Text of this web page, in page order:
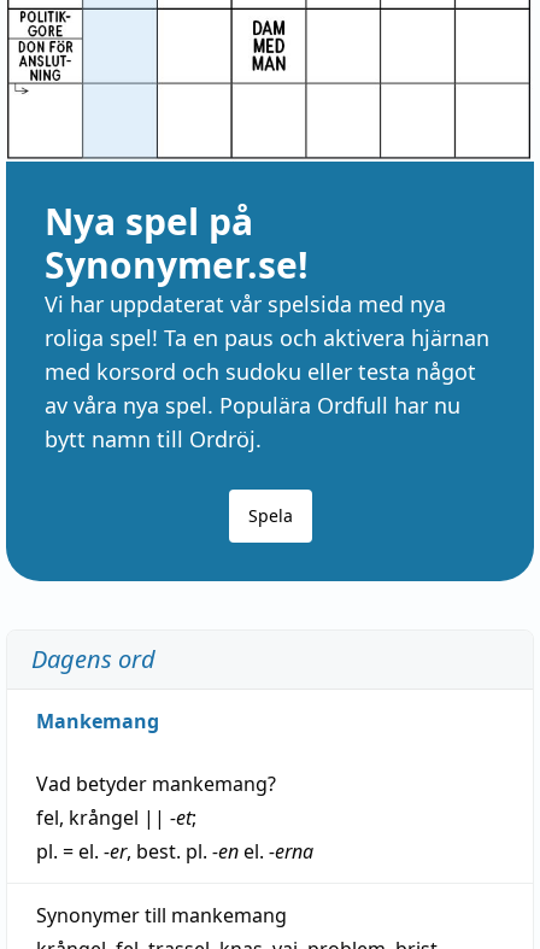
Nya spel på
Synonymer.se!
Vi har uppdaterat vår spelsida med nya
roliga spel! Ta en paus och aktivera hjärnan
med korsord och sudoku eller testa något
av våra nya spel. Populära Ordfull har nu
bytt namn till Ordröj.
Spela
Dagens ord
Mankemang
Vad betyder mankemang?
fel, krångel || -et;
pl. = el. -er, best. pl. -enel. -erna
Synonymer till mankemang